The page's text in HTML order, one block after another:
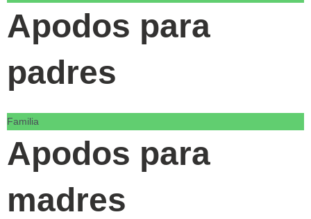
Apodos para
padres
Familia
Apodos para
madres